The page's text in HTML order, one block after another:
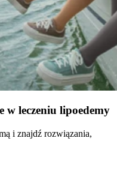
w leczeniu lipoedemy
i znajdź rozwiązania,